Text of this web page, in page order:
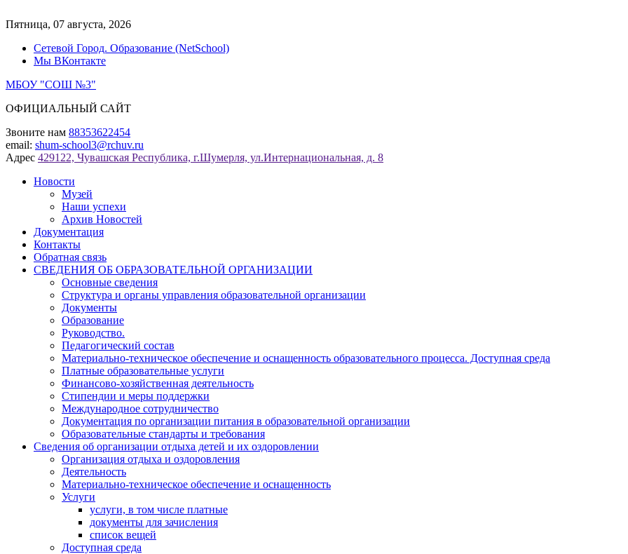
к
Пятница, 07 августа, 2026
Сетевой Город. Образование (NetSchool)
Мы ВКонтакте
МБОУ "СОШ №3"
ОФИЦИАЛЬНЫЙ САЙТ
Звоните нам 88353622454
email: shum-school3@rchuv.ru
Адрес 429122, Чувашская Республика, г.Шумерля, ул.Интернациональная, д. 8
Новости
Музей
Наши успехи
Архив Новостей
Документация
Контакты
Обратная связь
СВЕДЕНИЯ ОБ ОБРАЗОВАТЕЛЬНОЙ ОРГАНИЗАЦИИ
Основные сведения
Структура и органы управления образовательной организации
Документы
Образование
Руководство.
Педагогический состав
Материально-техническое обеспечение и оснащенность образовательного процесса. Доступная среда
Платные образовательные услуги
Финансово-хозяйственная деятельность
Стипендии и меры поддержки
Международное сотрудничество
Документация по организации питания в образовательной организации
Образовательные стандарты и требования
Сведения об организации отдыха детей и их оздоровлении
Организация отдыха и оздоровления
Деятельность
Материально-техническое обеспечение и оснащенность
Услуги
услуги, в том числе платные
документы для зачисления
список вещей
Доступная среда